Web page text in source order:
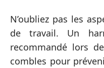
N’oubliez pas les
de travail. Un
recommandé lors
combles pour